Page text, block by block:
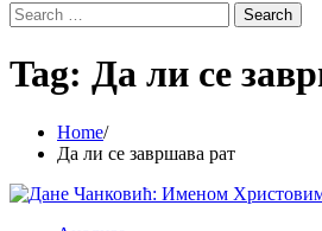
Search
for:
Tag: Да ли се
Home
Да ли се завршава рат